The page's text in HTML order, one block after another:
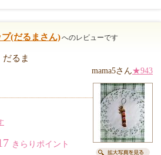
(だるまさん)へのレビューです
だるま
mama5さん★943
きらりポイント